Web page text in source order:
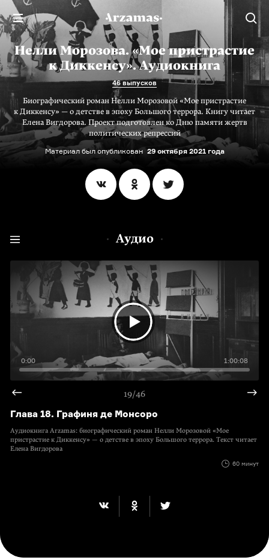
Нелли Морозова. «Мое пристрастие
к Диккенсу». Аудиокнига
46 выпусков
Биографический роман Нелли Морозовой «Мое пристрастие
к Диккенсу» — о детстве в эпоху Большого террора. Книгу читает
Елена Вигдорова. Проект подготовлен ко Дню памяти жертв
политических репрессий
Материал был опубликован 29 октября 2021 года
Аудио
0:00 1:00:08
19/46
Глава 18. Графиня де Монсоро
Аудиокнига Arzamas: биографический роман Нелли Морозовой «Мое
пристрастие к Диккенсу» — о детстве в эпоху Большого террора. Текст читает
Елена Вигдорова
60 минут